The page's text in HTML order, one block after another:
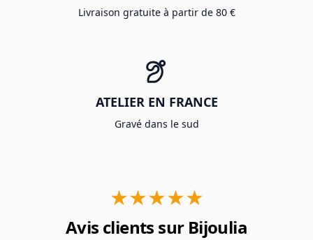
Livraison gratuite à partir de 80 €
ATELIER EN FRANCE
Gravé dans le sud
★★★★★
Avis clients sur Bijoulia